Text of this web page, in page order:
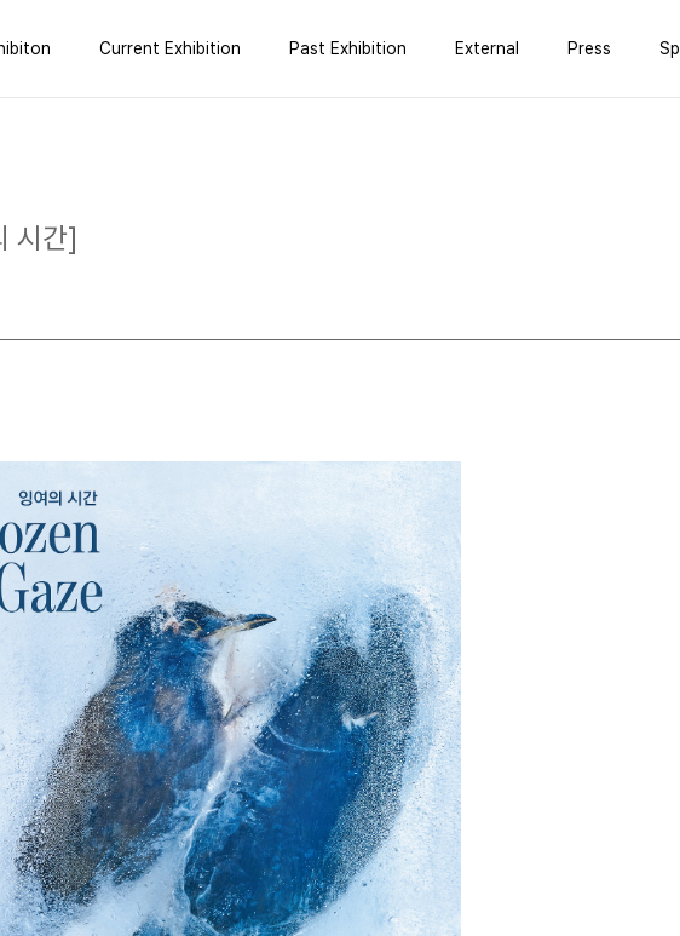
Current Exhibition Past Exhibition External Press
시간]